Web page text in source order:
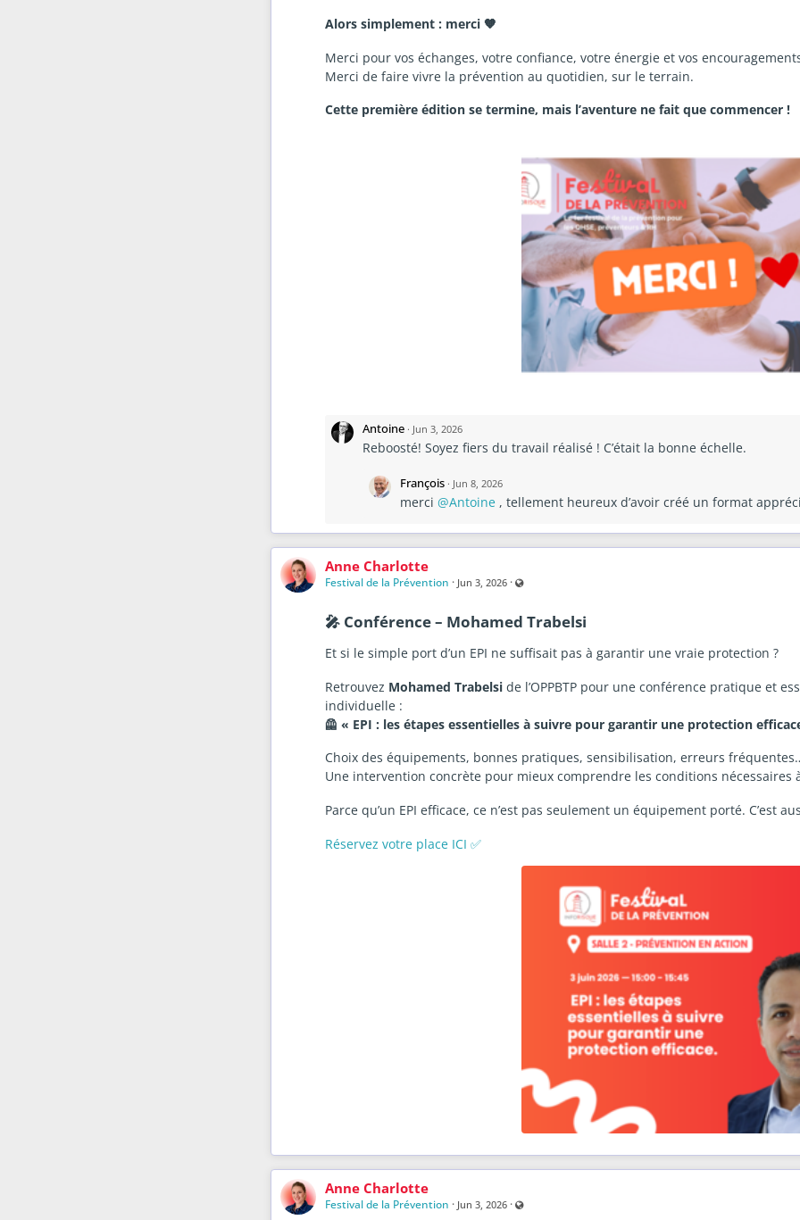
Alors simplement : merci 🧡
Merci pour vos échanges, votre confiance, votre énergie et vos
Merci de faire vivre la prévention au quotidien, sur le terrain.
Cette première édition se termine, mais l’aventure ne fait que commencer !
Antoine · Jun 3, 2026
Reboosté! Soyez fiers du travail réalisé ! C’était la bonne échelle.
François · Jun 8, 2026
merci @Antoine, tellement heureux d’avoir créé un format
Anne Charlotte
Festival de la Prévention · Jun 3, 2026 · Visible also to unregistered users
🎤 Conférence – Mohamed Trabelsi
Et si le simple port d’un EPI ne suffisait pas à garantir une vraie protection ?
Retrouvez Mohamed Trabelside l’OPPBTP pour une conférence pratique et
individuelle :
🦺 « EPI : les étapes essentielles à suivre pour garantir une protection
Choix des équipements, bonnes pratiques, sensibilisation, erreurs
Une intervention concrète pour mieux comprendre les conditions
Parce qu’un EPI efficace, ce n’est pas seulement un équipement porté. C’est
Réservez votre place ICI ✅
Anne Charlotte
Festival de la Prévention · Jun 3, 2026 · Visible also to unregistered users